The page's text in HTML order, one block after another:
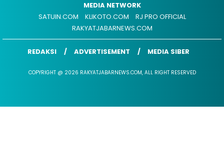
MEDIA NETWORK
SATUIN.COM
KLIKOTO.COM
RJ PRO OFFICIAL
RAKYATJABARNEWS.COM
REDAKSI ADVERTISEMENT MEDIA SIBER
COPYRIGHT @ 2026 RAKYATJABARNEWS.COM, ALL RIGHT RESERVED